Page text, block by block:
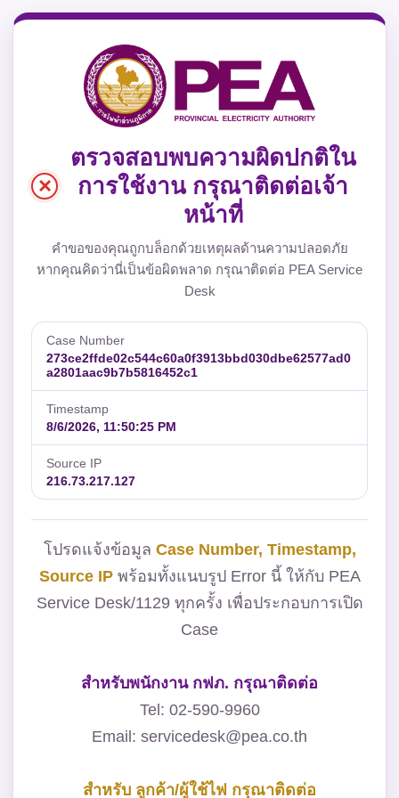
×
ตรวจสอบพบความผิดปกติใน
การใช้งาน กรุณาติดต่อเจ้า
หน้าที่
คำขอของคุณถูกบล็อกด้วยเหตุผลด้านความปลอดภัย
หากคุณคิดว่านี่เป็นข้อผิดพลาด กรุณาติดต่อ PEA Service
Desk
Case Number
273ce2ffde02c544c60a0f3913bbd030dbe62577ad0
a2801aac9b7b5816452c1
Timestamp
8/6/2026, 11:50:25 PM
Source IP
216.73.217.127
โปรดแจ้งข้อมูล Case Number, Timestamp,
Source IPพร้อมทั้งแนบรูป Error นี้ ให้กับ PEA
Service Desk/1129 ทุกครั้ง เพื่อประกอบการเปิด
Case
สำหรับพนักงาน กฟภ. กรุณาติดต่อ
Tel: 02-590-9960
Email: servicedesk@pea.co.th
สำหรับ ลูกค้า/ผู้ใช้ไฟ กรุณาติดต่อ